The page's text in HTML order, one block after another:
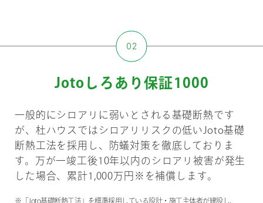
Jotoしろあり保証1000
一般的にシロアリに弱いとされる基礎断熱です
が、杜ハウスではシロアリリスクの低いJoto基礎
断熱工法を採用し、防蟻対策を徹底しておりま
す。万が一竣工後10年以内のシロアリ被害が発生
した場合、累計1,000万円※を補償します。
※「Joto基礎断熱工法」を標準採用している設計・施工主体者が建設し、